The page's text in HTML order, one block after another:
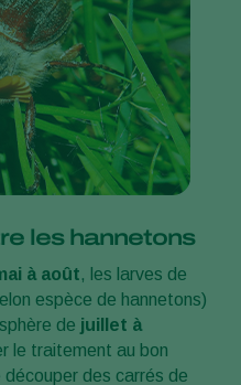
les hannetons
à août, les larves de
espèce de hannetons)
de juillet à
le traitement au bon
des carrés de